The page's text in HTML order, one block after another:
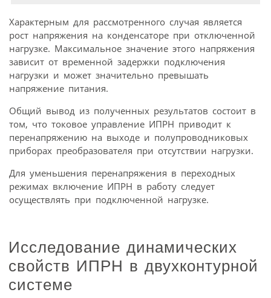
Характерным для рассмотренного случая является
рост напряжения на конденсаторе при отключенной
нагрузке. Максимальное значение этого напряжения
зависит от временной задержки подключения
нагрузки и может значительно превышать
напряжение питания.
Общий вывод из полученных результатов состоит в
том, что токовое управление ИПРН приводит к
перенапряжению на выходе и полупроводниковых
приборах преобразователя при отсутствии нагрузки.
Для уменьшения перенапряжения в переходных
режимах включение ИПРН в работу следует
осуществлять при подключенной нагрузке.
Исследование динамических
свойств ИПРН в двухконтурной
системе